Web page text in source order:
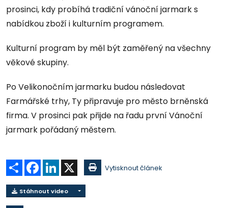
prosinci, kdy probíhá tradiční vánoční jarmark s
nabídkou zboží i kulturním programem.
Kulturní program by měl být zaměřený na všechny
věkové skupiny.
Po Velikonočním jarmarku budou následovat
Farmářské trhy, Ty připravuje pro město brněnská
firma. V prosinci pak přijde na řadu první Vánoční
jarmark pořádaný městem.
Sdílet Facebook
LinkedIn Vytisknout článek
Stáhnout video